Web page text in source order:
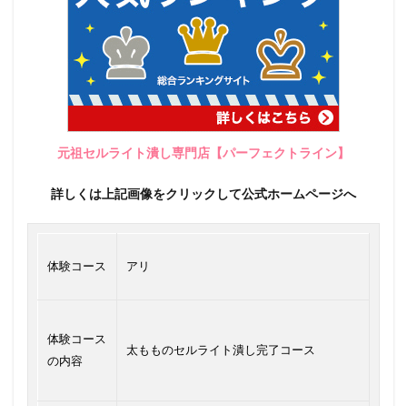
元祖セルライト潰し専門店【パーフェクトライン】
詳しくは上記画像をクリックして公式ホームページへ
体験コース アリ
体験コース
の内容
太もものセルライト潰し完了コース